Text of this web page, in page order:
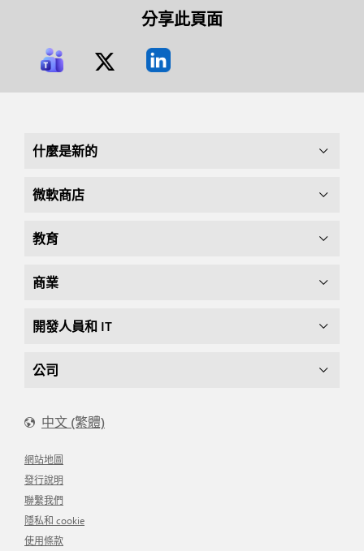
分享此頁面
什麼是新的
微軟商店
教育
商業
開發人員和 IT
公司
中文 (繁體)
網站地圖
發行說明
聯繫我們
隱私和 cookie
使用條款